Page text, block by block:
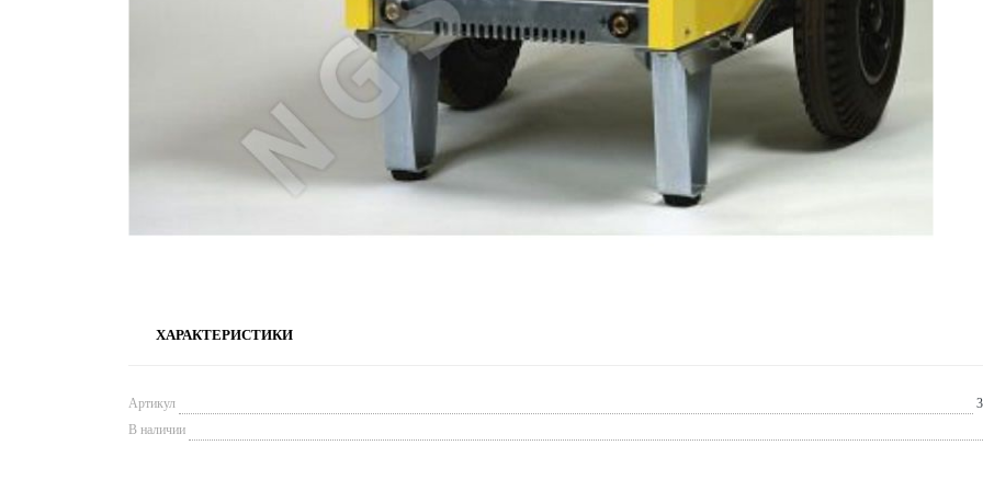
ХАРАКТЕРИСТИКИ
Артикул
В наличии